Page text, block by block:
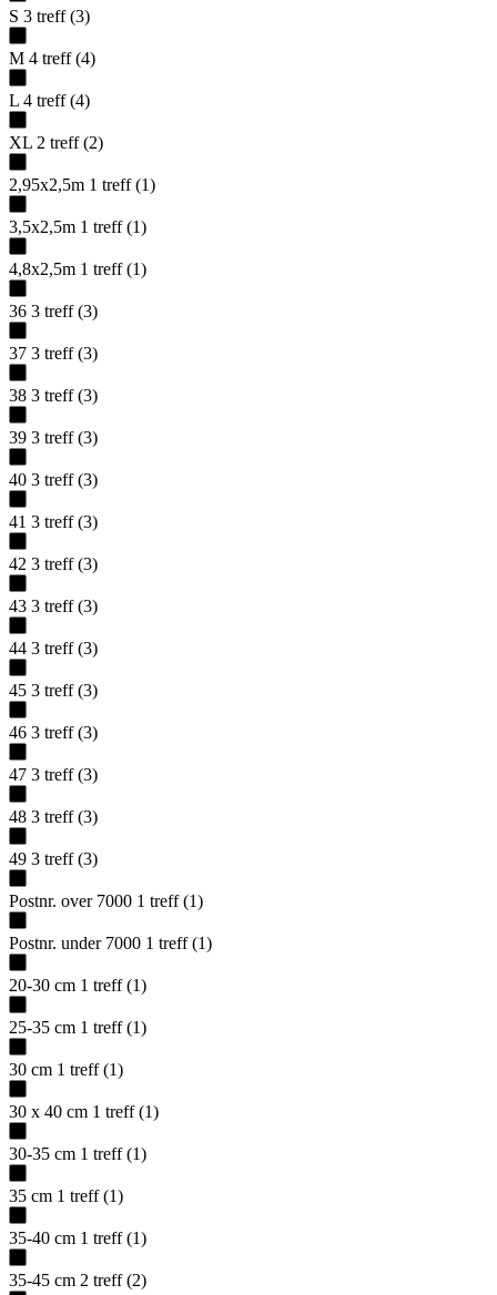
S 3 treff (3)
M 4 treff (4)
L 4 treff (4)
XL 2 treff (2)
2,95x2,5m 1 treff (1)
3,5x2,5m 1 treff (1)
4,8x2,5m 1 treff (1)
36 3 treff (3)
37 3 treff (3)
38 3 treff (3)
39 3 treff (3)
40 3 treff (3)
41 3 treff (3)
42 3 treff (3)
43 3 treff (3)
44 3 treff (3)
45 3 treff (3)
46 3 treff (3)
47 3 treff (3)
48 3 treff (3)
49 3 treff (3)
Postnr. over 7000 1 treff (1)
Postnr. under 7000 1 treff (1)
20-30 cm 1 treff (1)
25-35 cm 1 treff (1)
30 cm 1 treff (1)
30 x 40 cm 1 treff (1)
30-35 cm 1 treff (1)
35 cm 1 treff (1)
35-40 cm 1 treff (1)
35-45 cm 2 treff (2)